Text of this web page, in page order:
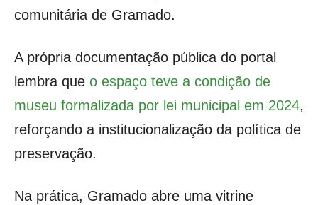
comunitária de Gramado.
A própria documentação pública do portal
lembra que o espaço teve a condição de
museu formalizada por lei municipal em 2024,
reforçando a institucionalização da política de
preservação.
Na prática, Gramado abre uma vitrine